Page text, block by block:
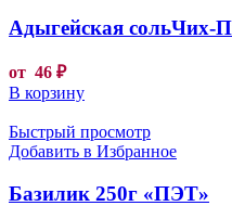
Адыгейская сольЧих-
от 46 ₽
В корзину
Быстрый просмотр
Добавить в Избранное
Базилик 250г «ПЭТ»